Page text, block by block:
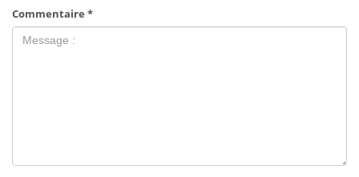
Commentaire *